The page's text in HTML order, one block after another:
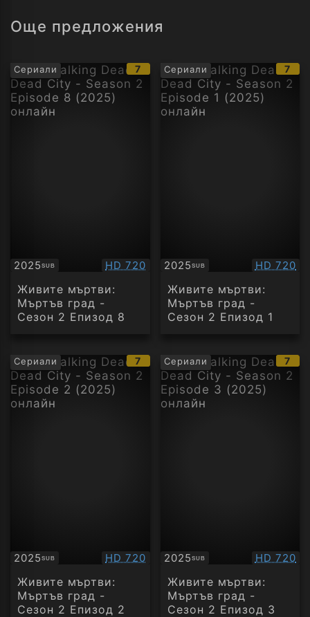
Още предложения
Сериали
IMDb
рейтинг:
7
2025SUB
Субтитри Качество:
HD 720
Живите мъртви:
Мъртъв град -
Сезон 2 Епизод 8
Сериали 7
2025SUB
Субтитри HD 720
Живите мъртви:
Мъртъв град -
Сезон 2 Епизод 1
Сериали
IMDb
рейтинг:
7
2025SUB
Субтитри Качество:
HD 720
Живите мъртви:
Мъртъв град -
Сезон 2 Епизод 2
Сериали 7
2025SUB
Субтитри HD 720
Живите мъртви:
Мъртъв град -
Сезон 2 Епизод 3